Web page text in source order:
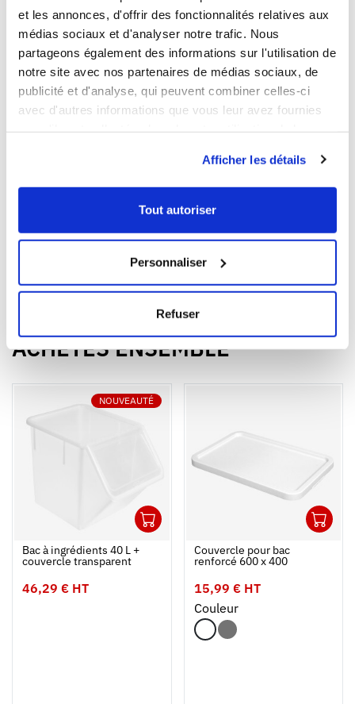
et les annonces, d'offrir des fonctionnalités relatives aux
médias sociaux et d'analyser notre trafic. Nous
partageons également des informations sur l'utilisation de
notre site avec nos partenaires de médias sociaux, de
publicité et d'analyse, qui peuvent combiner celles-ci
avec d'autres informations que vous leur avez fournies
Afficher les détails
Tout autoriser
Personnaliser
Refuser
Ouvrir
1
Ajouter au panier
Fermer
Couleur
Ouvrir
300 + couvercle
Couleur
<
ACHETÉS ENSEMBLE
NOUVEAUTÉ
Ajouter au panier
Fermer
Bac à ingrédients 40 L +
couvercle transparent
46,29 € HT
Couvercle pour bac
renforcé 600 x 400
15,99 € HT
Couleur